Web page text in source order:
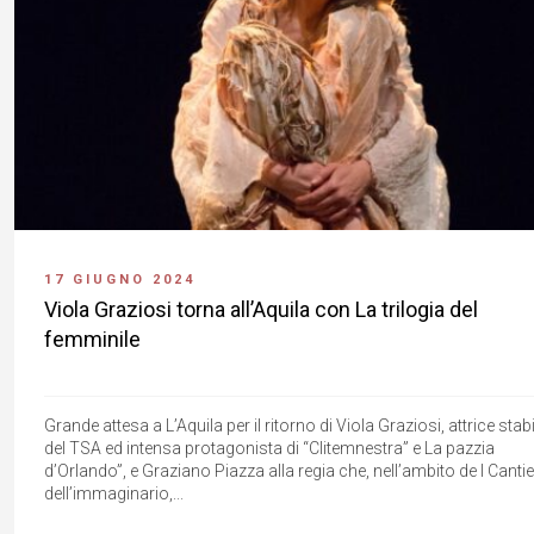
17 GIUGNO 2024
Viola Graziosi torna all’Aquila con La trilogia del
femminile
Grande attesa a L’Aquila per il ritorno di Viola Graziosi, attrice
del TSA ed intensa protagonista di “Clitemnestra” e La pazzia
d’Orlando”, e Graziano Piazza alla regia che, nell’ambito de I
dell’immaginario,...